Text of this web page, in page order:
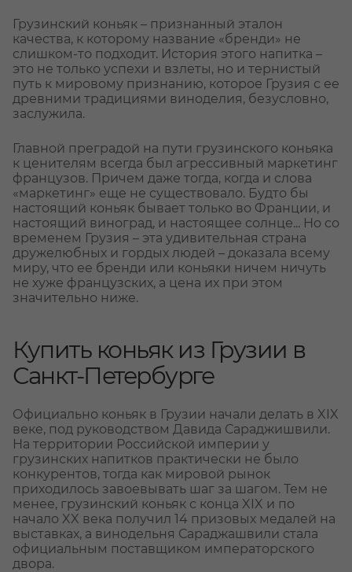
Грузинский коньяк – признанный эталон
качества, к которому название «бренди» не
слишком-то подходит. История этого напитка –
это не только успехи и взлеты, но и тернистый
путь к мировому признанию, которое Грузия с ее
древними традициями виноделия, безусловно,
заслужила.
Главной преградой на пути грузинского коньяка
к ценителям всегда был агрессивный маркетинг
французов. Причем даже тогда, когда и слова
«маркетинг» еще не существовало. Будто бы
настоящий коньяк бывает только во Франции, и
настоящий виноград, и настоящее солнце... Но со
временем Грузия – эта удивительная страна
дружелюбных и гордых людей – доказала всему
миру, что ее бренди или коньяки ничем ничуть
не хуже французских, а цена их при этом
значительно ниже.
Купить коньяк из Грузии в
Санкт-Петербурге
Официально коньяк в Грузии начали делать в XIX
веке, под руководством Давида Сараджишвили.
На территории Российской империи у
грузинских напитков практически не было
конкурентов, тогда как мировой рынок
приходилось завоевывать шаг за шагом. Тем не
менее, грузинский коньяк с конца XIX и по
начало XX века получил 14 призовых медалей на
выставках, а винодельня Сараджашвили стала
официальным поставщиком императорского
двора.